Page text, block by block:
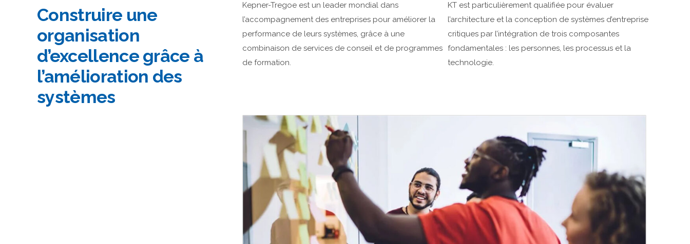
Construire une
organisation
d’excellence grâce à
l’amélioration des
systèmes
Kepner-Tregoe est un leader mondial dans
l’accompagnement des entreprises pour améliorer la
performance de leurs systèmes, grâce à une
combinaison de services de conseil et de programmes
de formation.
KT est particulièrement qualifiée pour évaluer
l’architecture et la conception de systèmes d’entreprise
critiques par l’intégration de trois composantes
fondamentales : les personnes, les processus et la
technologie.